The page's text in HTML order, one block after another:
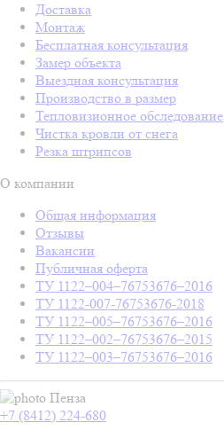
Доставка
Монтаж
Бесплатная консультация
Замер объекта
Выездная консультация
Производство в размер
Тепловизионное обследование
Чистка кровли от снега
Резка штрипсов
О компании
Общая информация
Отзывы
Вакансии
Публичная оферта
ТУ 1122–004–76753676–2016
ТУ 1122-007-76753676-2018
ТУ 1122–005–76753676–2016
ТУ 1122–002–76753676–2015
ТУ 1122–003–76753676–2016
Пенза
+7 (8412) 224-680